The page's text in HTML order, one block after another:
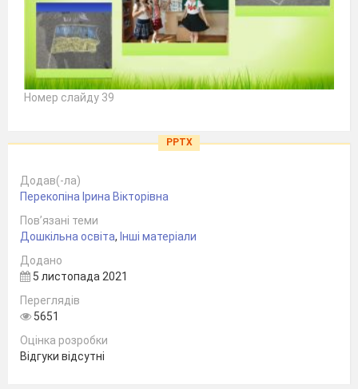
Номер слайду 39
PPTX
Додав(-ла)
Перекопіна Ірина Вікторівна
Пов’язані теми
Дошкільна освіта, Інші матеріали
Додано
5 листопада 2021
Переглядів
5651
Оцінка розробки
Відгуки відсутні